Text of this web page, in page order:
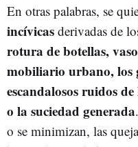
En otras palabras, se
incívicas derivadas de
rotura de botellas,
mobiliario urbano, los
escandalosos ruidos
o la suciedad generada
o se minimizan, las